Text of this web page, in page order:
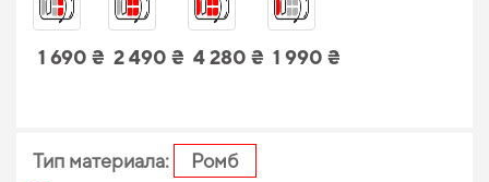
1 690 ₴ 2 490 ₴ 4 280 ₴ 1 990 ₴
Тип материала: Ромб